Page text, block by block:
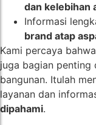
dan kelebihan
Informasi
brand atap
Kami percaya
juga bagian penting
bangunan. Itulah
layanan dan
dipahami.